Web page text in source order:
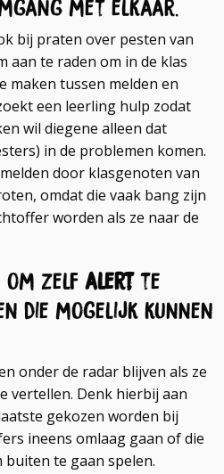
met elkaar.
bij praten over pesten van
aan te raden om in de klas
maken tussen melden en
een leerling hulp zodat
wil diegene alleen dat
in de problemen komen.
door klasgenoten van
omdat die vaak bang zijn
worden als ze naar de
om zelf alertte
die mogelijk kunnen
onder de radar blijven als ze
vertellen. Denk hierbij aan
gekozen worden bij
ineens omlaag gaan of die
te gaan spelen.